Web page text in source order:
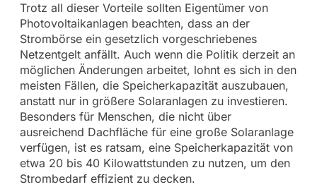
Trotz all dieser Vorteile sollten Eigentümer von
Photovoltaikanlagen beachten, dass an der
Strombörse ein gesetzlich vorgeschriebenes
Netzentgelt anfällt. Auch wenn die Politik derzeit an
möglichen Änderungen arbeitet, lohnt es sich in den
meisten Fällen, die Speicherkapazität auszubauen,
anstatt nur in größere Solaranlagen zu investieren.
Besonders für Menschen, die nicht über
ausreichend Dachfläche für eine große Solaranlage
verfügen, ist es ratsam, eine Speicherkapazität von
etwa 20 bis 40 Kilowattstunden zu nutzen, um den
Strombedarf effizient zu decken.